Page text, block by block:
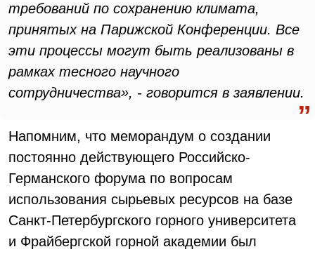
требований по сохранению климата,
принятых на Парижской Конференции. Все
эти процессы могут быть реализованы в
рамках тесного научного
сотрудничества», - говорится в заявлении.
Напомним, что меморандум о создании
постоянно действующего Российско-
Германского форума по вопросам
использования сырьевых ресурсов на базе
Санкт-Петербургского горного университета
и Фрайбергской горной академии был